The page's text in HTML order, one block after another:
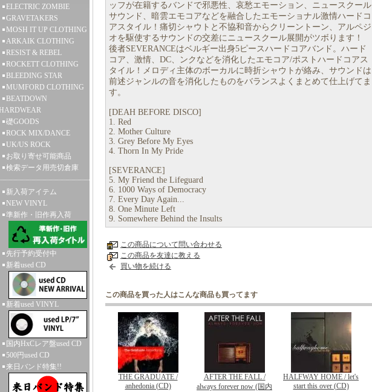
ELECTRIC ZOMBIE
GRAVETAKERS
MOSH IT UP CLOTHING
ARKAIK CLOTHING
RESIST & REBEL
ROCKETT CLOTHING
BLEEDING STAR
MUMFORD CLOTHING
BEATDOWN
HARDWEAR
礎GOODS
ROCK MIX/DANCE
UK/US ROCK
お取り寄せ可能商品
検索データ用売切倉庫
新入荷アイテム
NEW VINYL
準新作・旧作再入荷
先行予約受付中
新着used CD
新着used VINYL
国内HxCレア盤used CD
500円used CD
来日バンド特集!!
ッフが在籍するバンドで邪悪性、哀愁エモーション、ニュースクール
サウンド、暗雲エモコアなどを融合したエモーショナル激情ハードコ
アスタイル！痛切シャウトと不協和音からクリーントーン、アルペジ
オを駆使するサウンドの交差にニュースクール展開がツボります！
後者SEVERANCEはベルギー出身5ピースハードコアバンド。ハード
コア、激情、DC、ンクなどを消化したエモコア/ポストハードコアス
タイル！メロディ主体のボーカルに時折シャウトが絡み、サウンドは
前述ジャンルの音を消化したものをバランスよくまとめて仕上げてま
す。
[DEAH BEFORE DISCO]
1. Red
2. Mother Culture
3. Grey Before My Eyes
4. Thorn In My Pride
[SEVERANCE]
5. My Friend the Lifeguard
6. 1000 Ways of Democracy
7. Every Day Again...
8. One Minute Left
9. Somewhere Behind the Insults
この商品について問い合わせる
この商品を友達に教える
買い物を続ける
この商品を買った人はこんな商品も買ってます
THE GRADUATE /
anhedonia (CD)
AFTER THE FALL /
always forever now (国内
HALFWAY HOME / let's
start this over (CD)